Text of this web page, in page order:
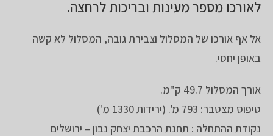
לאורכו מספר מעינות ובריכות לרחצה.
אל אף אורכו של המסלול וצבירת גובה, המסלול לא קשה
באופן יחסי.
אורך המסלול 49.7 ק"מ.
טיפוס מצטבר: 793 מ'. (ירידות 1330 מ')
נקודת ההתחלה : תחנת הרכבת יצחק נבון – ירושלים